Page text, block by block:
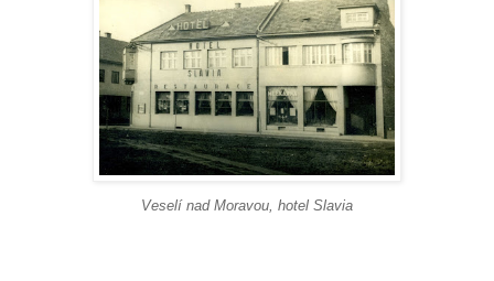
Veselí nad Moravou, hotel Slavia